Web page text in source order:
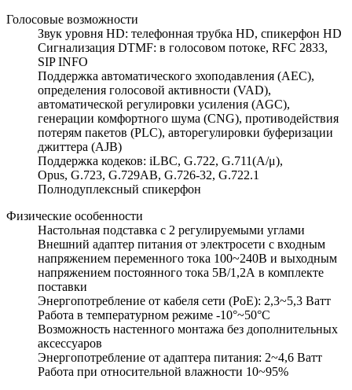
Голосовые возможности
Звук уровня HD: телефонная трубка HD, спикерфон HD
Сигнализация DTMF: в голосовом потоке, RFC 2833,
SIP INFO
Поддержка автоматического эхоподавления (AEC),
определения голосовой активности (VAD),
автоматической регулировки усиления (AGC),
генерации комфортного шума (CNG), противодействия
потерям пакетов (PLC), авторегулировки буферизации
джиттера (AJB)
Поддержка кодеков: iLBC, G.722, G.711(A/μ),
Opus, G.723, G.729AB, G.726-32, G.722.1
Полнодуплексный спикерфон
Физические особенности
Настольная подставка с 2 регулируемыми углами
Внешний адаптер питания от электросети с входным
напряжением переменного тока 100~240В и выходным
напряжением постоянного тока 5В/1,2А в комплекте
поставки
Энергопотребление от кабеля сети (PoE): 2,3~5,3 Ватт
Работа в температурном режиме -10°~50°C
Возможность настенного монтажа без дополнительных
аксессуаров
Энергопотребление от адаптера питания: 2~4,6 Ватт
Работа при относительной влажности 10~95%